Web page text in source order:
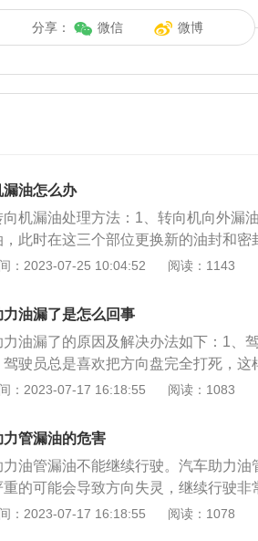
分享： 微信 微博
漏油怎么办
向机漏油处理方法：1、转向机向外漏
，此时在这三个部位更换新的油封和
油可能是转向机壳体沙眼或裂痕，此时
时车主朋友们不要常把方向打得太死
会把油封冲拉，造成转向器损坏漏油。
造成的，密封件属于易耗品，当车辆
，密封效果会下降。此时需要检查方
情况，需要更换橡胶垫，并添加助力
，而大部分是发动机(或电机)驱动的
能)。用以将发动机(或电机)输出的部
，对转向传动装置或转向器中某一传
：2023-07-25 10:04:52 阅读：1143
力油漏了是怎么回事
力油漏了的原因及解决办法如下：1、
驾驶员总是喜欢把方向盘完全打死，
关接口处的地方出现漏油的情况。需要
时检修助力系统，及时将车送到维修
油封老化。更换油封即可。4、助力泵
需要及时更换助力泵。建议到专业的
处理。5、助力油添加太多。及时抽出
加的，必须要使用原厂要求的助力油
：2023-07-17 16:18:55 阅读：1083
力管漏油的危害
力油管漏油不能继续行驶。汽车助力
重的可能会导致方向失灵，继续行驶
车联系4S店进行维修处理。以下是相
：2023-07-17 16:18:55 阅读：1078